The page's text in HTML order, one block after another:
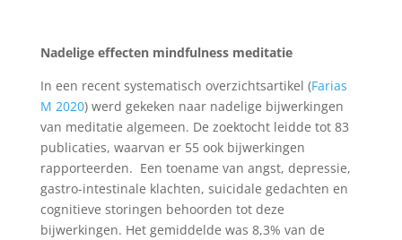
Nadelige effecten mindfulness meditatie
In een recent systematisch overzichtsartikel (Farias
M 2020) werd gekeken naar nadelige bijwerkingen
van meditatie algemeen. De zoektocht leidde tot 83
publicaties, waarvan er 55 ook bijwerkingen
rapporteerden. Een toename van angst, depressie,
gastro-intestinale klachten, suicidale gedachten en
cognitieve storingen behoorden tot deze
bijwerkingen. Het gemiddelde was 8,3% van de